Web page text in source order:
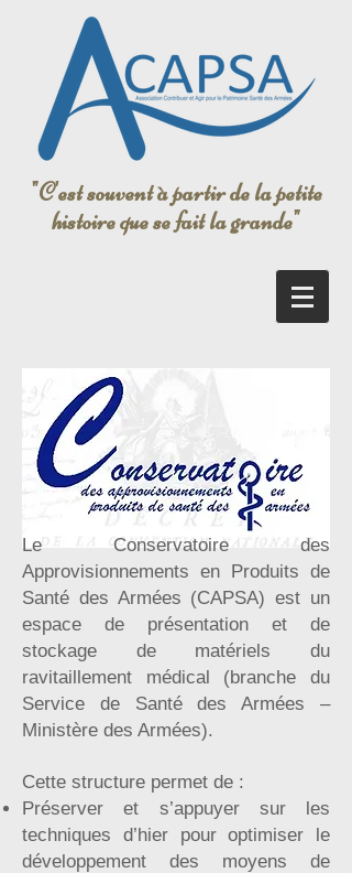
"C'est souvent à partir de la petite
histoire que se fait la grande"
Le Conservatoire des
Approvisionnements en Produits de
Santé des Armées (CAPSA) est un
espace de présentation et de
stockage de matériels du
ravitaillement médical (branche du
Service de Santé des Armées –
Ministère des Armées).
Cette structure permet de :
Préserver et s’appuyer sur les
techniques d’hier pour optimiser le
développement des moyens de